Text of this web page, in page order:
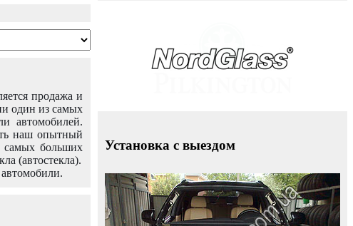
продажа и
один из самых
автомобилей.
наш опытный
самых больших
(автостекла).
Установка с выездом